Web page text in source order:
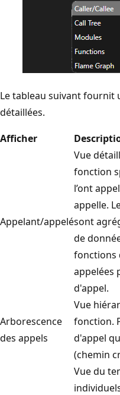
Le tableau suivant fournit
détaillées.
Afficher
Appelant/appelé
Vue
fonction
l’ont
appelle.
sont
de
fonctions
appelées
d'appel.
Arborescence
des appels
Vue
fonction.
d'appel
(chemin
Vue du